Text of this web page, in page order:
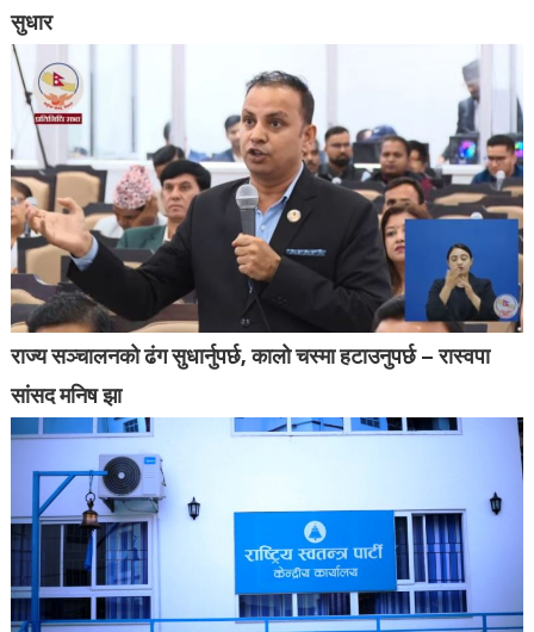
सुधार
राज्य सञ्चालनको ढंग सुधार्नुपर्छ, कालो चस्मा हटाउनुपर्छ – रास्वपा
सांसद मनिष झा